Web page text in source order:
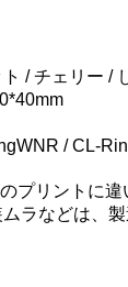
/ チェリー /
/ CL-
プリントに違
ラなどは、